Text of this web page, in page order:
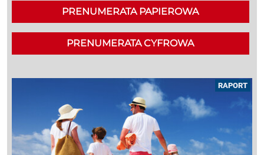
PRENUMERATA PAPIEROWA
PRENUMERATA CYFROWA
RAPORT